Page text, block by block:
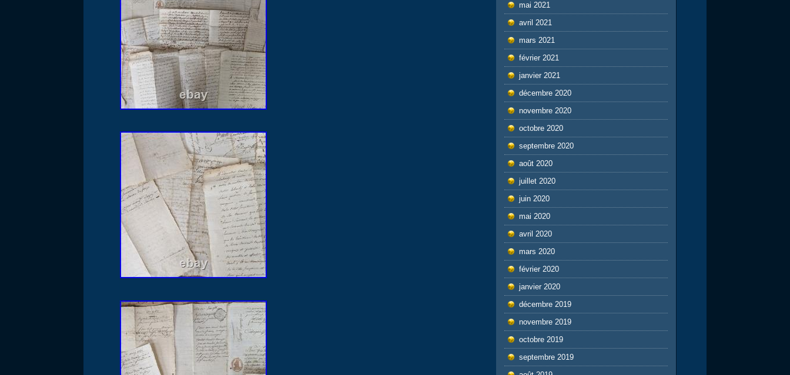
mai 2021
avril 2021
mars 2021
février 2021
janvier 2021
décembre 2020
novembre 2020
octobre 2020
septembre 2020
août 2020
juillet 2020
juin 2020
mai 2020
avril 2020
mars 2020
février 2020
janvier 2020
décembre 2019
novembre 2019
octobre 2019
septembre 2019